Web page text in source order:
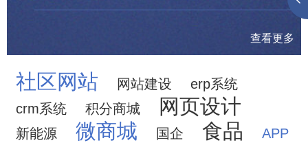
查看更多
社区网站 网站建设
erp系统
crm系统
积分商城 网页设计
新能源 微商城 国企 食品
APP